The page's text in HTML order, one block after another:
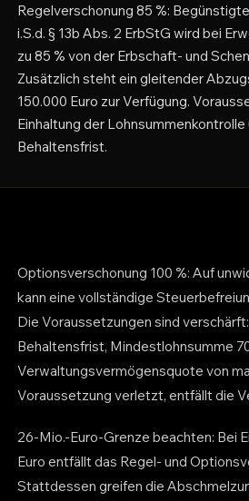
Regelverschonung 85 %:
i.S.d. § 13b Abs. 2 ErbStG wird bei
zu 85 % von der Erbschaft- und
Zusätzlich steht ein gleitender
150.000 Euro zur Verfügung.
Einhaltung der Lohnsummenkontrolle
Behaltensfrist.
Optionsverschonung 100 %: Auf
kann eine vollständige
Die Voraussetzungen sind
Behaltensfrist, Mindestlohnsumme
Verwaltungsvermögensquote von
Voraussetzung verletzt, entfällt die
26-Mio.-Euro-Grenze beachten: Bei
Euro entfällt das Regel- und
Stattdessen greifen die